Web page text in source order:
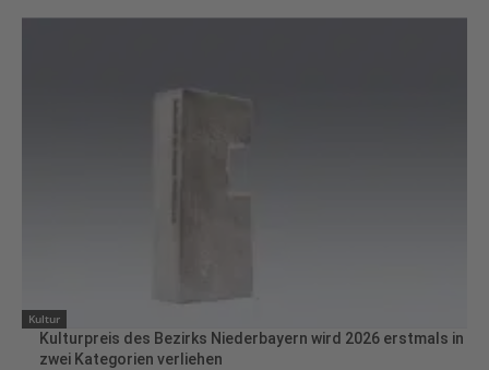
Kultur
Kulturpreis des Bezirks Niederbayern wird 2026 erstmals in
zwei Kategorien verliehen